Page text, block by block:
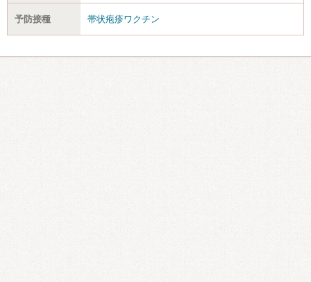
予防接種 帯状疱疹ワクチン